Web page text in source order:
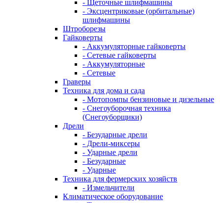
- Щеточные шлифмашины
- Эксцентриковые (орбитальные)
шлифмашины
Штроборезы
Гайковерты
- Аккумуляторные гайковерты
- Сетевые гайковерты
- Аккумуляторные
- Сетевые
Граверы
Техника для дома и сада
- Мотопомпы бензиновые и дизельные
- Снегоуборочная техника
(Снегоуборщики)
Дрели
- Безударные дрели
- Дрели-миксеры
- Ударные дрели
- Безударные
- Ударные
Техника для фермерских хозяйств
- Измельчители
Климатическое оборудование